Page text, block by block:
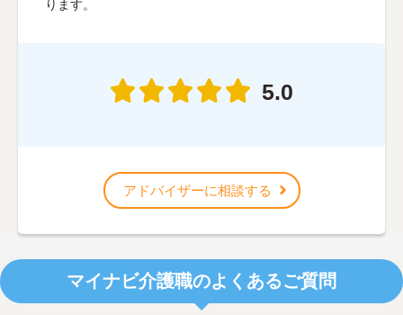
ります。
5.0
アドバイザーに相談する
マイナビ介護職のよくあるご質問